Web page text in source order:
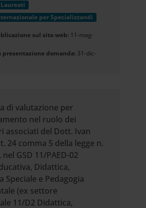
per Specializzandi
sul sito web: 11-mag-
presentazione domanda: 31-dic-
di valutazione per
nel ruolo dei
associati del Dott. Ivan
24 comma 5 della legge n.
GSD 11/PAED-02
Didattica,
Speciale e Pedagogia
(ex settore
11/D2 Didattica,